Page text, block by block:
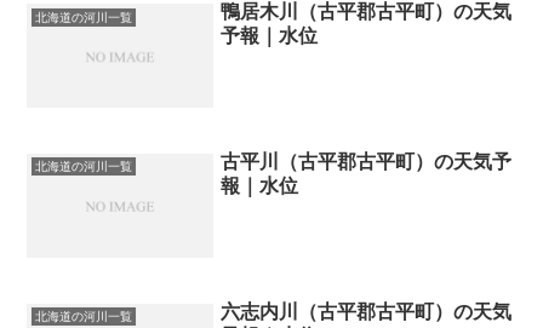
北海道の河川一覧
鴨居木川（古平郡古平町）の天気
予報｜水位
北海道の河川一覧
古平川（古平郡古平町）の天気予
報｜水位
北海道の河川一覧
六志内川（古平郡古平町）の天気